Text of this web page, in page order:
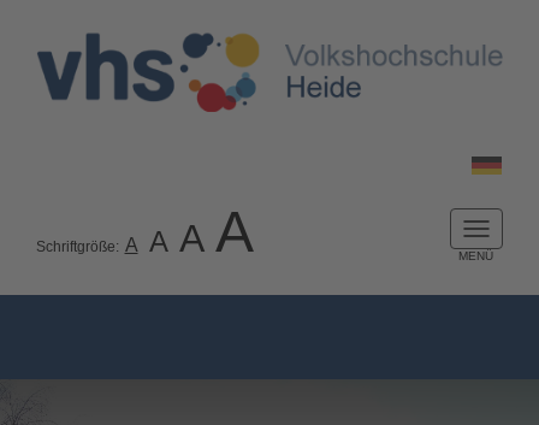
Schriftgröße: A A A A